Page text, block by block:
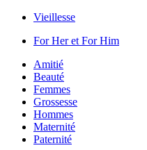
Vieillesse
For Her et For Him
Amitié
Beauté
Femmes
Grossesse
Hommes
Maternité
Paternité